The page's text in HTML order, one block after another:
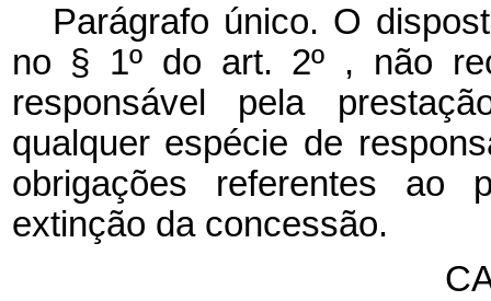
Parágrafo único. O
no § 1º do art. 2º , não
responsável pela
qualquer espécie de
obrigações referentes ao
extinção da concessão.